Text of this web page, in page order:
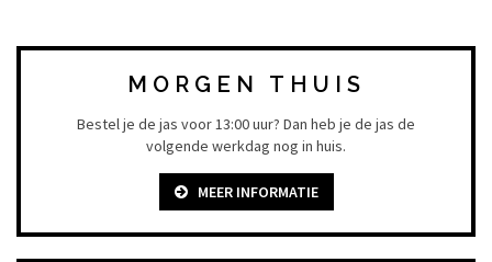
MORGEN THUIS
Bestel je de jas voor 13:00 uur? Dan heb je de jas de
volgende werkdag nog in huis.
MEER INFORMATIE